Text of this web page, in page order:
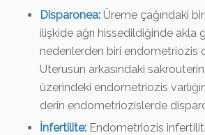
Disparonea:Üreme çağındaki
ilişkide ağrı hissedildiğinde akla
nedenlerden biri endometriozis
Uterusun arkasındaki
üzerindeki endometriozis
derin endometriozislerde
İnfertilite:Endometriozis